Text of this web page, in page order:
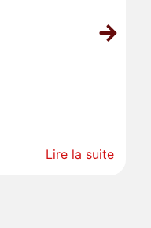
Lire la suite